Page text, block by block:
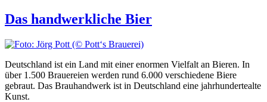
Das handwerkliche Bier
Deutschland ist ein Land mit einer enormen Vielfalt an Bieren. In
über 1.500 Brauereien werden rund 6.000 verschiedene Biere
gebraut. Das Brauhandwerk ist in Deutschland eine jahrhundertealte
Kunst.